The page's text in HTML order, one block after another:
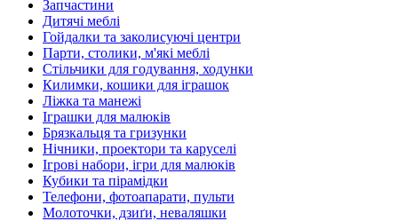
Запчастини
Дитячі меблі
Гойдалки та заколисуючі центри
Парти, столики, м'які меблі
Стільчики для годування, ходунки
Килимки, кошики для іграшок
Ліжка та манежі
Іграшки для малюків
Брязкальця та гризунки
Нічники, проектори та каруселі
Ігрові набори, ігри для малюків
Кубики та пірамідки
Телефони, фотоапарати, пульти
Молоточки, дзиґи, неваляшки